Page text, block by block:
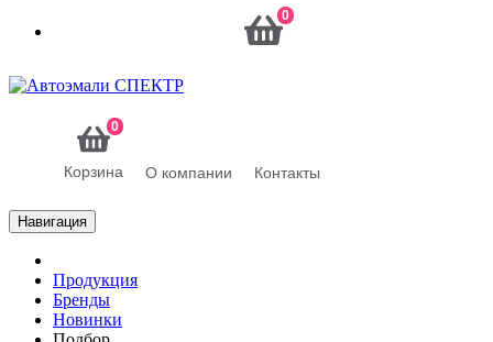
0
0
Корзина О компании Контакты
Навигация
Продукция
Бренды
Новинки